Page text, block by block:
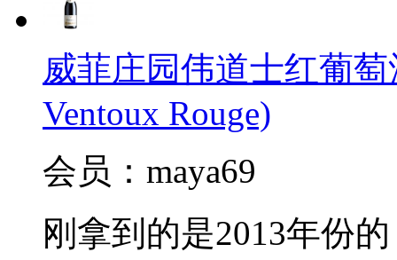
威菲庄园伟道士红葡萄
Ventoux Rouge)
会员：maya69
刚拿到的是2013年份